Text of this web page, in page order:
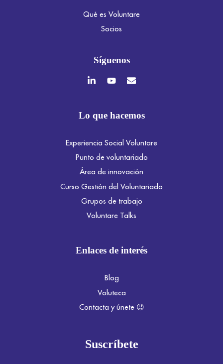
Qué es Voluntare
Socios
Síguenos
Lo que hacemos
Experiencia Social Voluntare
Punto de voluntariado
Área de innovación
Curso Gestión del Voluntariado
Grupos de trabajo
Voluntare Talks
Enlaces de interés
Blog
Voluteca
Contacta y únete 😉
Suscríbete